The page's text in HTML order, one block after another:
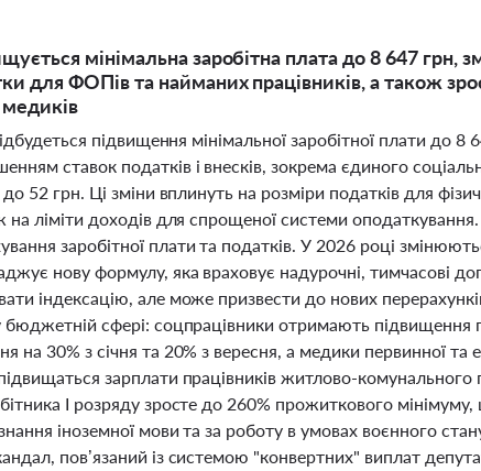
мінімальна заробітна плата до 8 647 грн,
для ФОПів та найманих працівників, а також
медиків
підвищення мінімальної заробітної плати до
ставок податків і внесків, зокрема єдиного
52 грн. Ці зміни вплинуть на розміри податків для
на ліміти доходів для спрощеної системи
заробітної плати та податків. У 2026 році
нову формулу, яка враховує надурочні, тимчасові
індексацію, але може призвести до нових
бюджетній сфері: соцпрацівники отримають підвищення
на 30% з січня та 20% з вересня, а медики первинної
зарплати працівників житлово-комунального
І розряду зросте до 260% прожиткового
іноземної мови та за роботу в умовах воєнного
пов’язаний із системою "конвертних" виплат